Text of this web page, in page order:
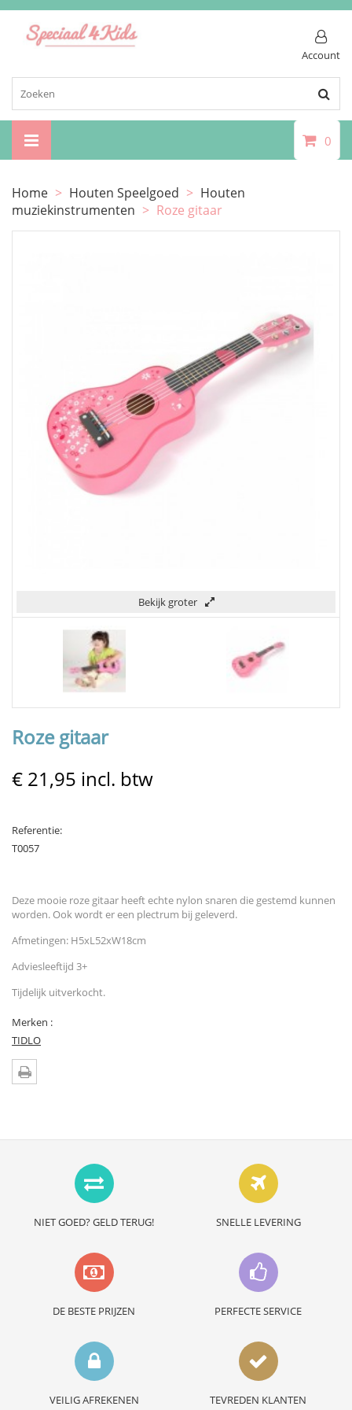
Account
0
Home > Houten Speelgoed > Houten
muziekinstrumenten > Roze gitaar
Bekijk groter
Roze gitaar
€ 21,95 incl. btw
Referentie:
T0057
Deze mooie roze gitaar heeft echte nylon snaren die gestemd kunnen
worden. Ook wordt er een plectrum bij geleverd.
Afmetingen: H5xL52xW18cm
Adviesleeftijd 3+
Tijdelijk uitverkocht.
Merken :
TIDLO
NIET GOED? GELD TERUG! SNELLE LEVERING
DE BESTE PRIJZEN PERFECTE SERVICE
VEILIG AFREKENEN TEVREDEN KLANTEN